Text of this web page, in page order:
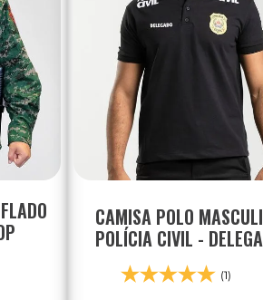
CAMISA POLO
POLÍCIA CIVIL -
(1)